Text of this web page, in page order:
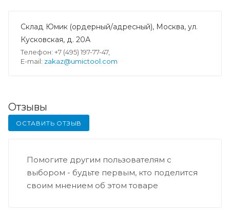
Склад Юмик (ордерный/адресный), Москва, ул.
Кусковская, д. 20А
Телефон: +7 (495) 197-77-47,
E-mail: zakaz@umictool.com
Отзывы
ОСТАВИТЬ ОТЗЫВ
Помогите другим пользователям с
выбором - будьте первым, кто поделится
своим мнением об этом товаре